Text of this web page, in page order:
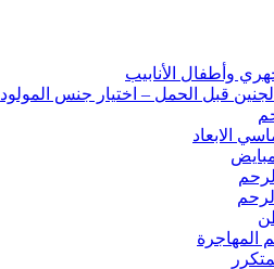
وأطفال الأنابيب
قبل الحمل – اختيار جنس المولود
الابعاد
المهاجرة